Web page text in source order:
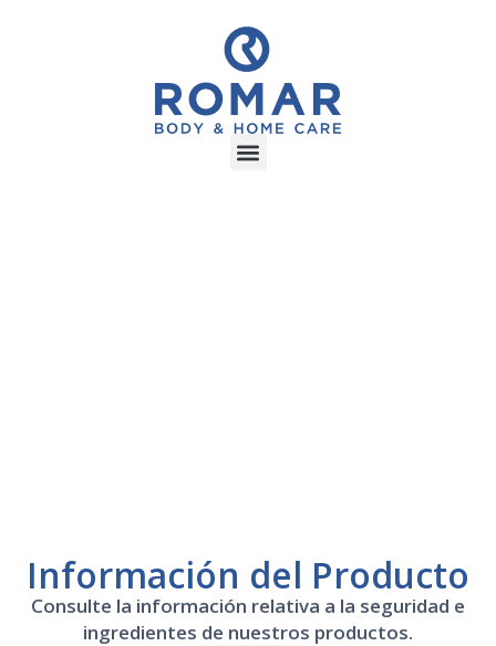
Información del Producto
Consulte la información relativa a la seguridad e
ingredientes de nuestros productos.